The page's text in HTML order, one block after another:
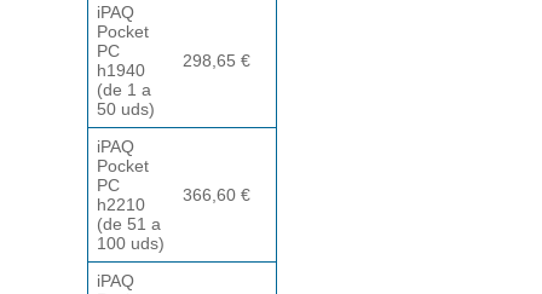
iPAQ
Pocket
PC
h1940
(de 1 a
50 uds)
298,65 €
iPAQ
Pocket
PC
h2210
(de 51 a
100 uds)
366,60 €
iPAQ